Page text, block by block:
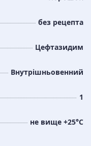
без рецепта
Цефтазидим
Внутрішньовенний
1
не вище +25°С